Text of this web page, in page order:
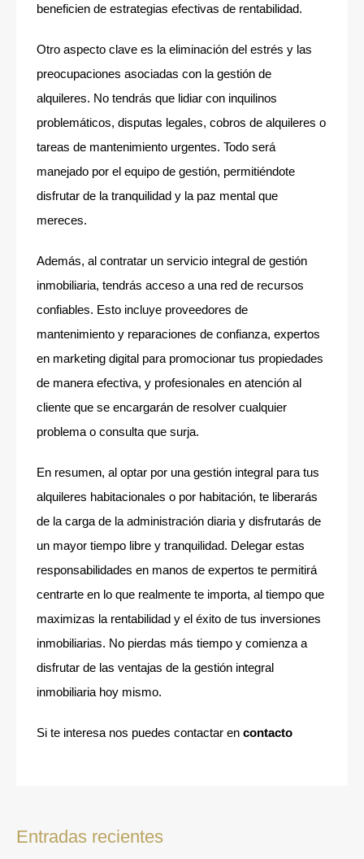
beneficien de estrategias efectivas de rentabilidad.
Otro aspecto clave es la eliminación del estrés y las
preocupaciones asociadas con la gestión de
alquileres. No tendrás que lidiar con inquilinos
problemáticos, disputas legales, cobros de alquileres o
tareas de mantenimiento urgentes. Todo será
manejado por el equipo de gestión, permitiéndote
disfrutar de la tranquilidad y la paz mental que
mereces.
Además, al contratar un servicio integral de gestión
inmobiliaria, tendrás acceso a una red de recursos
confiables. Esto incluye proveedores de
mantenimiento y reparaciones de confianza, expertos
en marketing digital para promocionar tus propiedades
de manera efectiva, y profesionales en atención al
cliente que se encargarán de resolver cualquier
problema o consulta que surja.
En resumen, al optar por una gestión integral para tus
alquileres habitacionales o por habitación, te liberarás
de la carga de la administración diaria y disfrutarás de
un mayor tiempo libre y tranquilidad. Delegar estas
responsabilidades en manos de expertos te permitirá
centrarte en lo que realmente te importa, al tiempo que
maximizas la rentabilidad y el éxito de tus inversiones
inmobiliarias. No pierdas más tiempo y comienza a
disfrutar de las ventajas de la gestión integral
inmobiliaria hoy mismo.
Si te interesa nos puedes contactar en contacto
Entradas recientes